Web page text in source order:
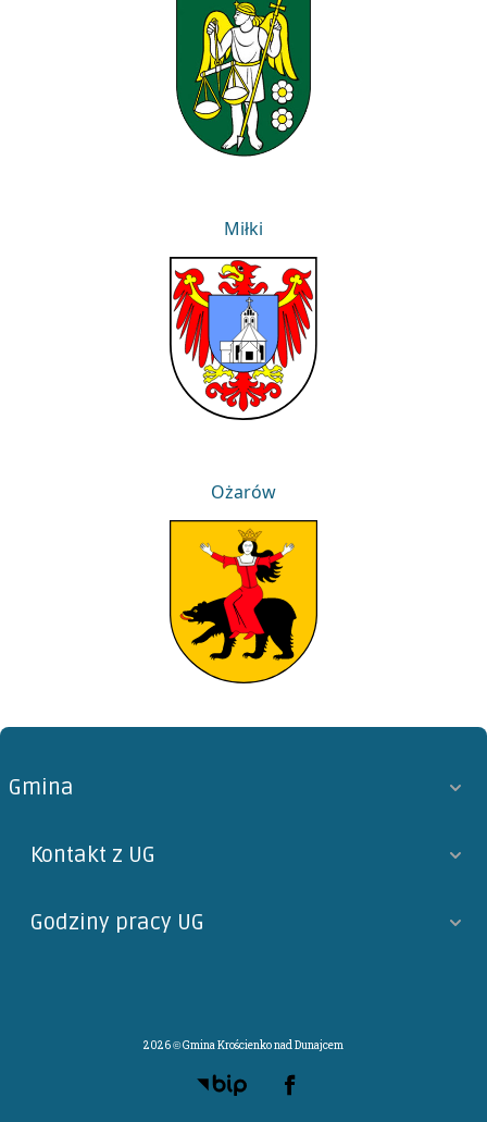
Miłki
Miłki
Ożarów
Ożarów
Gmina
Kontakt z UG
Godziny pracy UG
2026 © Gmina Krościenko nad Dunajcem